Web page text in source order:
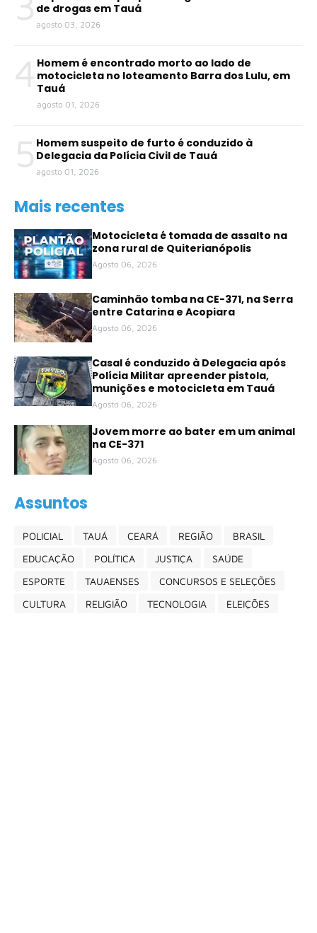
de drogas em Tauá
agosto 03, 2026
4 Homem é encontrado morto ao lado de
motocicleta no loteamento Barra dos Lulu, em
Tauá
agosto 01, 2026
5 Homem suspeito de furto é conduzido à
Delegacia da Polícia Civil de Tauá
agosto 01, 2026
Mais recentes
Motocicleta é tomada de assalto na
zona rural de Quiterianópolis
Agosto 06, 2026
Caminhão tomba na CE-371, na Serra
entre Catarina e Acopiara
Agosto 06, 2026
Casal é conduzido à Delegacia após
Polícia Militar apreender pistola,
munições e motocicleta em Tauá
Agosto 06, 2026
Jovem morre ao bater em um animal
na CE-371
Agosto 06, 2026
Assuntos
POLICIAL TAUÁ CEARÁ REGIÃO
BRASIL
EDUCAÇÃO
POLÍTICA JUSTIÇA
SAÚDE
ESPORTE
TAUAENSES
CONCURSOS E SELEÇÕES
CULTURA
RELIGIÃO TECNOLOGIA ELEIÇÕES